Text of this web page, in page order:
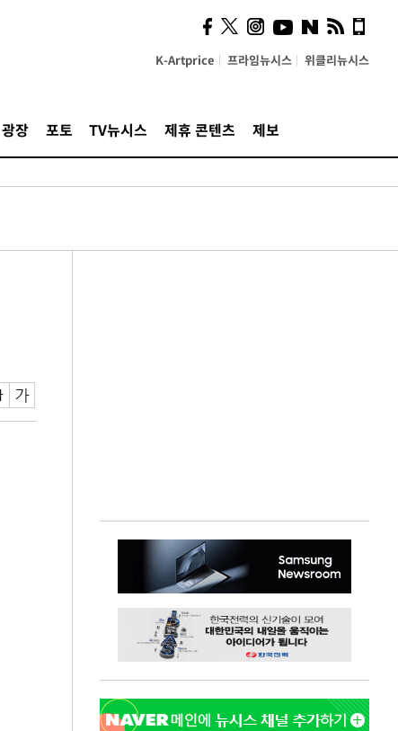
K-Artprice 프라임뉴시스 위클리뉴시스
광장 포토 TV뉴시스 제휴 콘텐츠 제보